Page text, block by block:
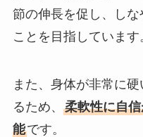
節の伸長を促し、し
ことを目指しています
また、身体が非常に
るため、 柔軟性に自
能です。